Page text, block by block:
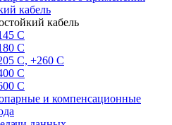
кабель
кабель
С
C
С, +260 С
C
С
и компенсационные